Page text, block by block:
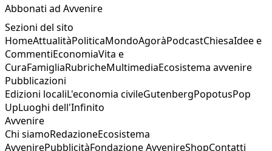
Abbonati ad Avvenire
Sezioni del sito
HomeAttualitàPoliticaMondoAgoràPodcastChiesaIdee e
CommentiEconomiaVita e
CuraFamigliaRubricheMultimediaEcosistema avvenire
Pubblicazioni
Edizioni localiL'economia civileGutenbergPopotusPop
UpLuoghi dell'Infinito
Avvenire
Chi siamoRedazioneEcosistema
AvvenirePubblicitàFondazione AvvenireShopContatti